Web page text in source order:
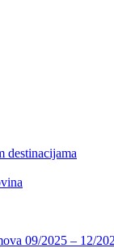
destinacijama
09/2025 – 12/